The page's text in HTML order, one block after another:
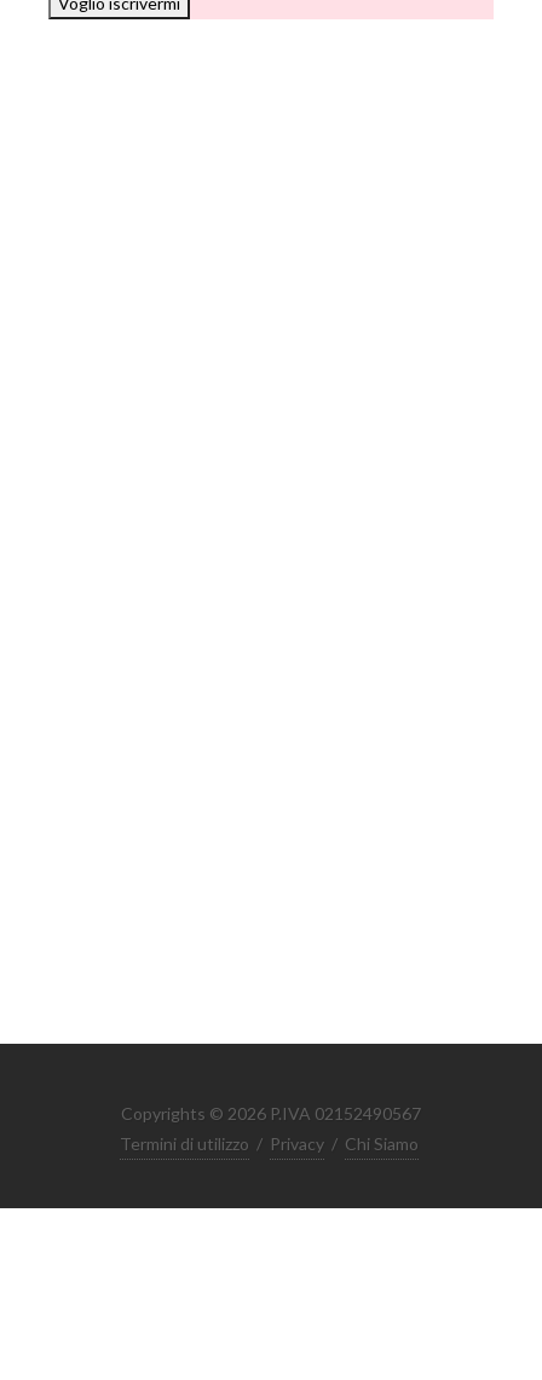
Copyrights © 2026 P.IVA 02152490567
Termini di utilizzo / Privacy / Chi Siamo